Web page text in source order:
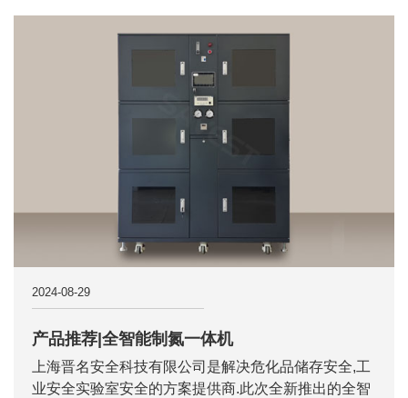
2024-08-29
产品推荐|全智能制氮一体机
上海晋名安全科技有限公司是解决危化品储存安全,工
业安全实验室安全的方案提供商.此次全新推出的全智